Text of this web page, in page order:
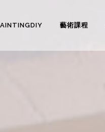
藝術課程